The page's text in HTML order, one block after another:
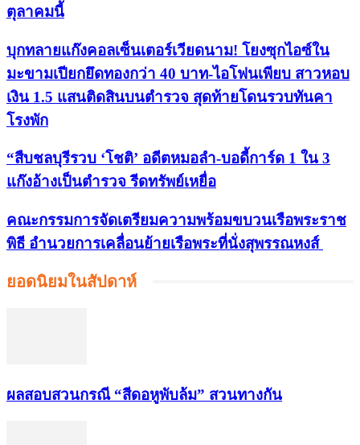
ตุลาคมนี้
บุกทลายแก๊งคอลเซ็นเตอร์เวียดนาม! โยงซุกไอซ์ใน
มะขามเปียกยึดทองกว่า 40 บาท-ไอโฟนเพียบ สาวหอบ
เงิน 1.5 แสนติดสินบนตำรวจ สุดท้ายโดนรวบทันคา
โรงพัก
“สืบชลบุรีรวบ ‘โชติ’ อดีตหมอลำ-บอดี้การ์ด 1 ใน 3
แก๊งอ้างเป็นตำรวจ รีดทรัพย์เหยื่อ
คณะกรรมการจัดเตรียมความพร้อมขบวนเรือพระราช
พิธี อำนวยการเคลื่อนย้ายเรือพระที่นั่งสุพรรณหงส์
ยอดนิยมในสัปดาห์
ผลสอบสวนกรณี “สีดอหูพับล้ม” สวนทางกัน